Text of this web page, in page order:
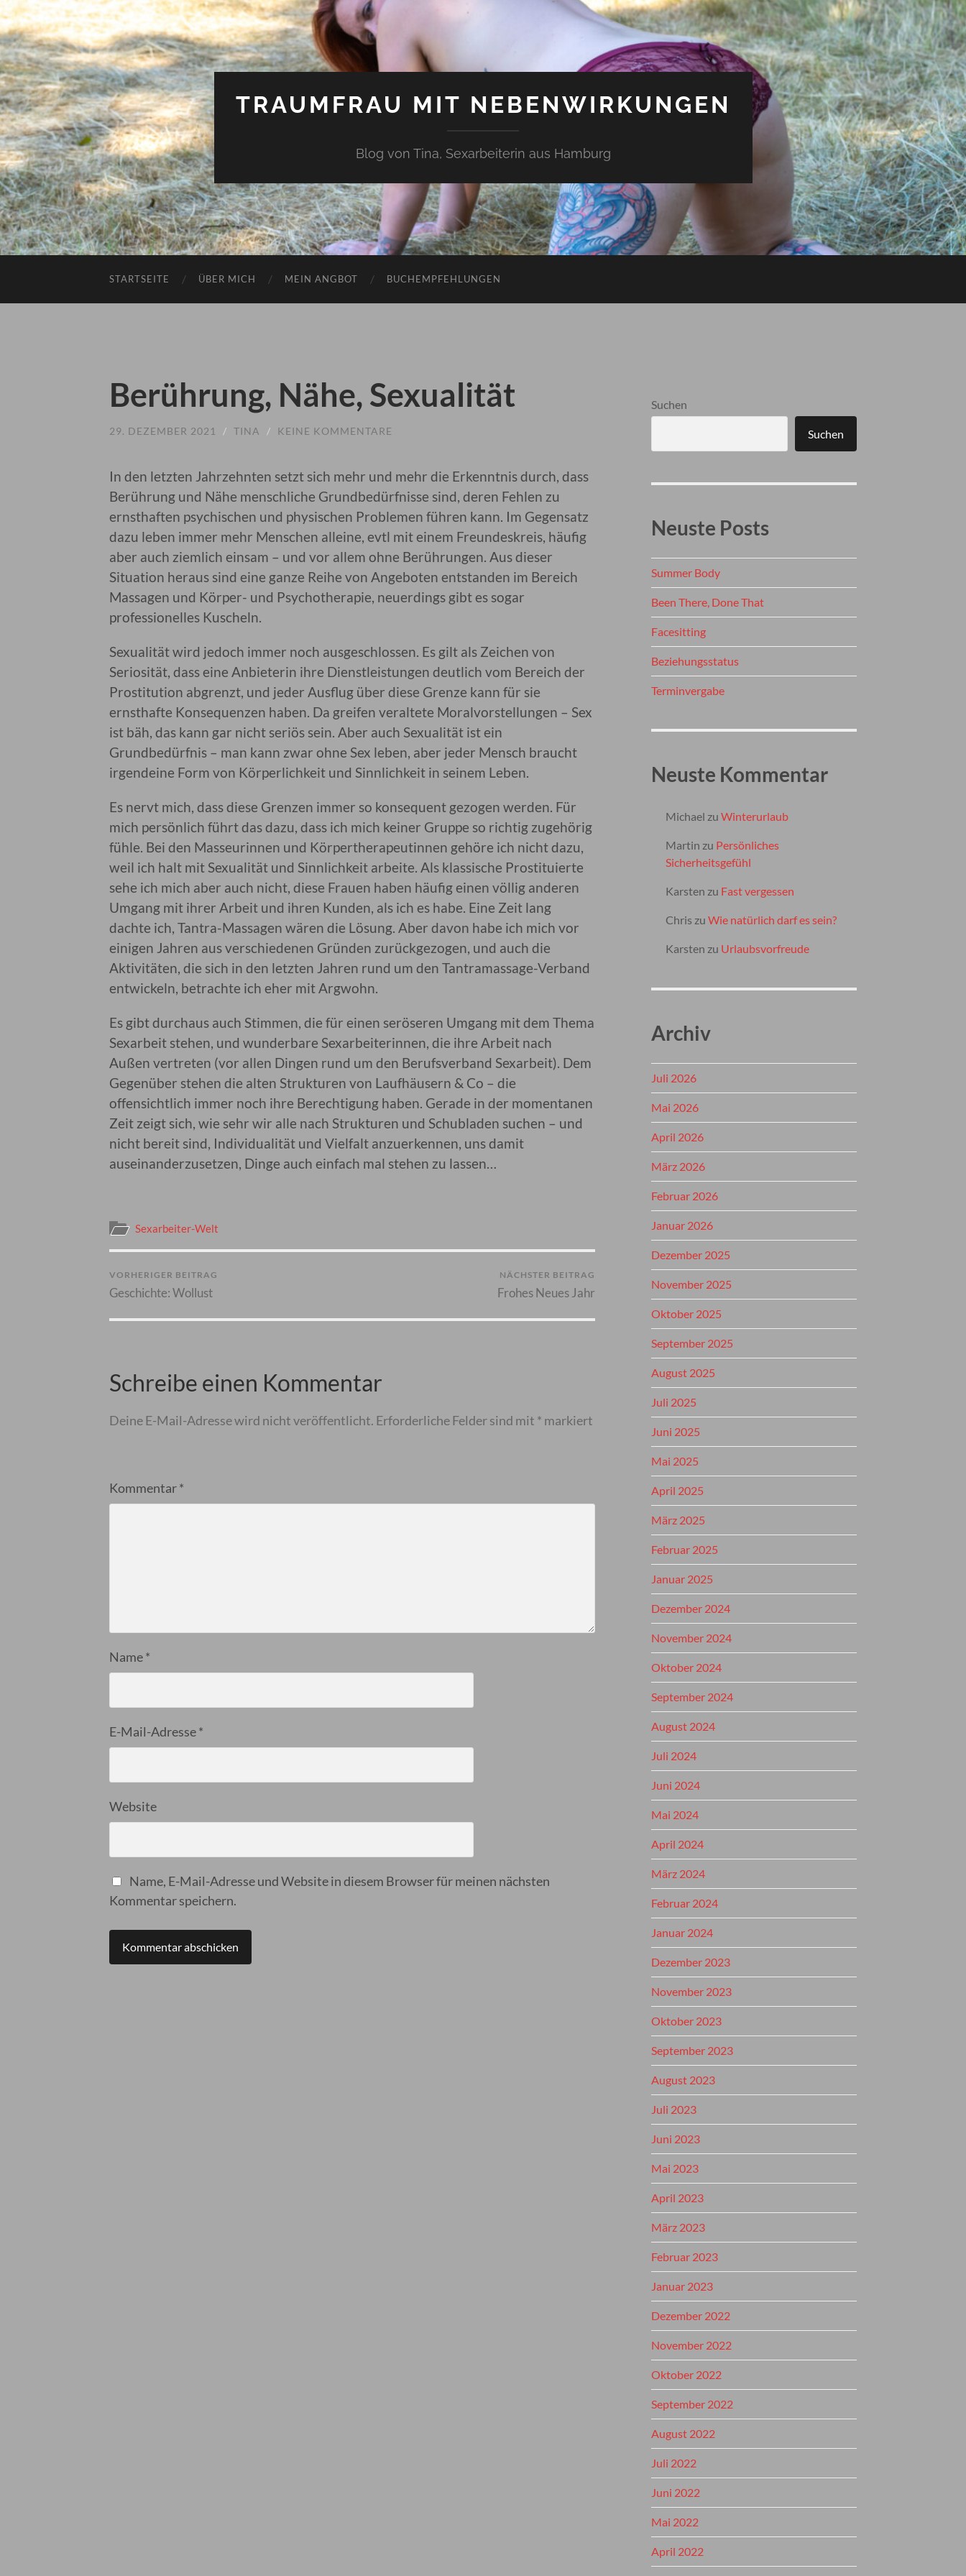
TRAUMFRAU MIT NEBENWIRKUNGEN
Blog von Tina, Sexarbeiterin aus Hamburg
STARTSEITE ÜBER MICH MEIN ANGBOT BUCHEMPFEHLUNGEN
Berührung, Nähe, Sexualität
29. DEZEMBER 2021 / TINA / KEINE KOMMENTARE
In den letzten Jahrzehnten setzt sich mehr und mehr die Erkenntnis durch, dass
Berührung und Nähe menschliche Grundbedürfnisse sind, deren Fehlen zu
ernsthaften psychischen und physischen Problemen führen kann. Im Gegensatz
dazu leben immer mehr Menschen alleine, evtl mit einem Freundeskreis, häufig
aber auch ziemlich einsam – und vor allem ohne Berührungen. Aus dieser
Situation heraus sind eine ganze Reihe von Angeboten entstanden im Bereich
Massagen und Körper- und Psychotherapie, neuerdings gibt es sogar
professionelles Kuscheln.
Sexualität wird jedoch immer noch ausgeschlossen. Es gilt als Zeichen von
Seriosität, dass eine Anbieterin ihre Dienstleistungen deutlich vom Bereich der
Prostitution abgrenzt, und jeder Ausflug über diese Grenze kann für sie
ernsthafte Konsequenzen haben. Da greifen veraltete Moralvorstellungen – Sex
ist bäh, das kann gar nicht seriös sein. Aber auch Sexualität ist ein
Grundbedürfnis – man kann zwar ohne Sex leben, aber jeder Mensch braucht
irgendeine Form von Körperlichkeit und Sinnlichkeit in seinem Leben.
Es nervt mich, dass diese Grenzen immer so konsequent gezogen werden. Für
mich persönlich führt das dazu, dass ich mich keiner Gruppe so richtig zugehörig
fühle. Bei den Masseurinnen und Körpertherapeutinnen gehöre ich nicht dazu,
weil ich halt mit Sexualität und Sinnlichkeit arbeite. Als klassische Prostituierte
sehe ich mich aber auch nicht, diese Frauen haben häufig einen völlig anderen
Umgang mit ihrer Arbeit und ihren Kunden, als ich es habe. Eine Zeit lang
dachte ich, Tantra-Massagen wären die Lösung. Aber davon habe ich mich vor
einigen Jahren aus verschiedenen Gründen zurückgezogen, und auch die
Aktivitäten, die sich in den letzten Jahren rund um den Tantramassage-Verband
entwickeln, betrachte ich eher mit Argwohn.
Es gibt durchaus auch Stimmen, die für einen seröseren Umgang mit dem Thema
Sexarbeit stehen, und wunderbare Sexarbeiterinnen, die ihre Arbeit nach
Außen vertreten (vor allen Dingen rund um den Berufsverband Sexarbeit). Dem
Gegenüber stehen die alten Strukturen von Laufhäusern & Co – die
offensichtlich immer noch ihre Berechtigung haben. Gerade in der momentanen
Zeit zeigt sich, wie sehr wir alle nach Strukturen und Schubladen suchen – und
nicht bereit sind, Individualität und Vielfalt anzuerkennen, uns damit
auseinanderzusetzen, Dinge auch einfach mal stehen zu lassen…
Sexarbeiter-Welt
VORHERIGER BEITRAG
Geschichte: Wollust
NÄCHSTER BEITRAG
Frohes Neues Jahr
Schreibe einen Kommentar
Deine E-Mail-Adresse wird nicht veröffentlicht. Erforderliche Felder sind mit * markiert
Kommentar*
Name*
E-Mail-Adresse*
Website
Name, E-Mail-Adresse und Website in diesem Browser für meinen nächsten
Kommentar speichern.
Suchen
Suchen
Neuste Posts
Summer Body
Been There, Done That
Facesitting
Beziehungsstatus
Terminvergabe
Neuste Kommentar
Michael zu Winterurlaub
Martin zu Persönliches
Sicherheitsgefühl
Karsten zu Fast vergessen
Chris zu Wie natürlich darf es sein?
Karsten zu Urlaubsvorfreude
Archiv
Juli 2026
Mai 2026
April 2026
März 2026
Februar 2026
Januar 2026
Dezember 2025
November 2025
Oktober 2025
September 2025
August 2025
Juli 2025
Juni 2025
Mai 2025
April 2025
März 2025
Februar 2025
Januar 2025
Dezember 2024
November 2024
Oktober 2024
September 2024
August 2024
Juli 2024
Juni 2024
Mai 2024
April 2024
März 2024
Februar 2024
Januar 2024
Dezember 2023
November 2023
Oktober 2023
September 2023
August 2023
Juli 2023
Juni 2023
Mai 2023
April 2023
März 2023
Februar 2023
Januar 2023
Dezember 2022
November 2022
Oktober 2022
September 2022
August 2022
Juli 2022
Juni 2022
Mai 2022
April 2022